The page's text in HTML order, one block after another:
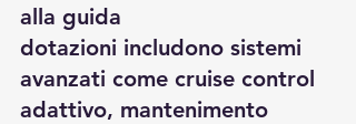
alla guida
dotazioni includono sistemi
avanzati come cruise control
adattivo, mantenimento